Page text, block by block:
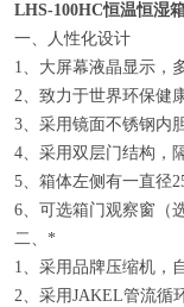
LHS-100HC恒温恒湿
一、
人性化设计
1、 大屏幕液晶显示，
2、 致力于世界环保健
3、 采用镜面不锈钢内
4、 采用双层门结构，
5、 箱体左侧有一直径
6、 可选箱门观察窗（
二、 *
1、 采用品牌压缩机，
2、 采用JAKEL管流循